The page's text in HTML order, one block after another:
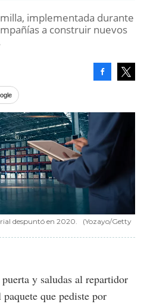
implementada durante
a construir nuevos
despuntó en 2020.
(Yozayo/Getty
y saludas al repartidor
que pediste por